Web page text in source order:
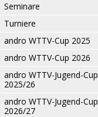
Seminare
Turniere
andro WTTV-Cup 2025
andro WTTV-Cup 2026
andro WTTV-Jugend-Cup
2025/26
andro WTTV-Jugend-Cup
2026/27